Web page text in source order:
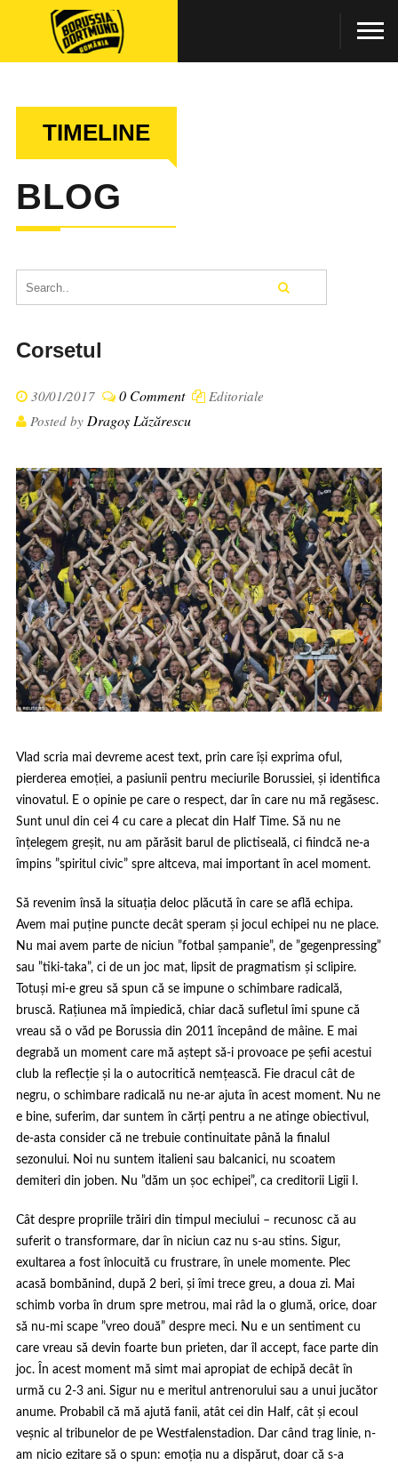
TIMELINE
BLOG
Corsetul
30/01/2017 0 Comment
Editoriale
Posted by Dragoș Lăzărescu
Vlad scria mai devreme acest text, prin care își exprima oful,
pierderea emoției, a pasiunii pentru meciurile Borussiei, și identifica
vinovatul. E o opinie pe care o respect, dar în care nu mă regăsesc.
Sunt unul din cei 4 cu care a plecat din Half Time. Să nu ne
înțelegem greșit, nu am părăsit barul de plictiseală, ci fiindcă ne-a
împins ”spiritul civic” spre altceva, mai important în acel moment.
Să revenim însă la situația deloc plăcută în care se află echipa.
Avem mai puține puncte decât speram și jocul echipei nu ne place.
Nu mai avem parte de niciun ”fotbal șampanie”, de ”gegenpressing”
sau ”tiki-taka”, ci de un joc mat, lipsit de pragmatism și sclipire.
Totuși mi-e greu să spun că se impune o schimbare radicală,
bruscă. Rațiunea mă împiedică, chiar dacă sufletul îmi spune că
vreau să o văd pe Borussia din 2011 începând de mâine. E mai
degrabă un moment care mă aștept să-i provoace pe șefii acestui
club la reflecție și la o autocritică nemțească. Fie dracul cât de
negru, o schimbare radicală nu ne-ar ajuta în acest moment. Nu ne
e bine, suferim, dar suntem în cărți pentru a ne atinge obiectivul,
de-asta consider că ne trebuie continuitate până la finalul
sezonului. Noi nu suntem italieni sau balcanici, nu scoatem
demiteri din joben. Nu ”dăm un șoc echipei”, ca creditorii Ligii I.
Cât despre propriile trăiri din timpul meciului – recunosc că au
suferit o transformare, dar în niciun caz nu s-au stins. Sigur,
exultarea a fost înlocuită cu frustrare, în unele momente. Plec
acasă bombănind, după 2 beri, și îmi trece greu, a doua zi. Mai
schimb vorba în drum spre metrou, mai râd la o glumă, orice, doar
să nu-mi scape ”vreo două” despre meci. Nu e un sentiment cu
care vreau să devin foarte bun prieten, dar îl accept, face parte din
joc. În acest moment mă simt mai apropiat de echipă decât în
urmă cu 2-3 ani. Sigur nu e meritul antrenorului sau a unui jucător
anume. Probabil că mă ajută fanii, atât cei din Half, cât și ecoul
veșnic al tribunelor de pe Westfalenstadion. Dar când trag linie, n-
am nicio ezitare să o spun: emoția nu a dispărut, doar că s-a